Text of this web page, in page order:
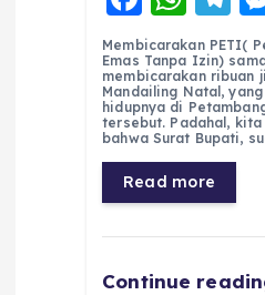
a
c
e
b
o
o
k
h
a
ts
A
p
p
el
e
g
r
a
m
Membicarakan PETI(
Emas Tanpa Izin)
membicarakan ribuan
Mandailing Natal,
hidupnya di
tersebut. Padahal,
bahwa Surat Bupati,
Read more
Continue